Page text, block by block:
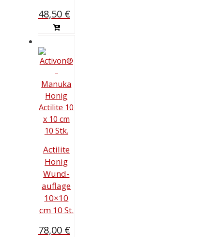
48,50 €
Actilite
Honig
Wund­
auf­la­ge
10×10
cm 10 St.
78,00 €